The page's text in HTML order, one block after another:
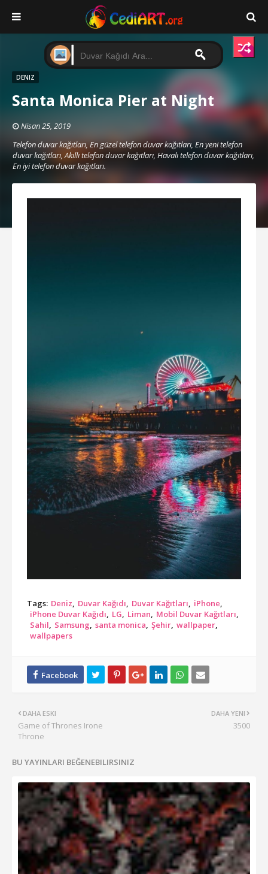
DENIZ
Santa Monica Pier at Night
Nisan 25, 2019
Telefon duvar kağıtları, En güzel telefon duvar kağıtları, En yeni telefon
duvar kağıtları, Akıllı telefon duvar kağıtları, Havalı telefon duvar kağıtları,
En iyi telefon duvar kağıtları.
Tags: Deniz Duvar Kağıdı Duvar Kağıtları
iPhone
iPhone Duvar Kağıdı
LG Liman
Mobil Duvar Kağıtları
Sahil
Samsung santa monica Şehir wallpaper
wallpapers
DAHA YENI
3500
DAHA ESKI
Game of Thrones Irone
Throne
BU YAYINLARI BEĞENEBILIRSINIZ